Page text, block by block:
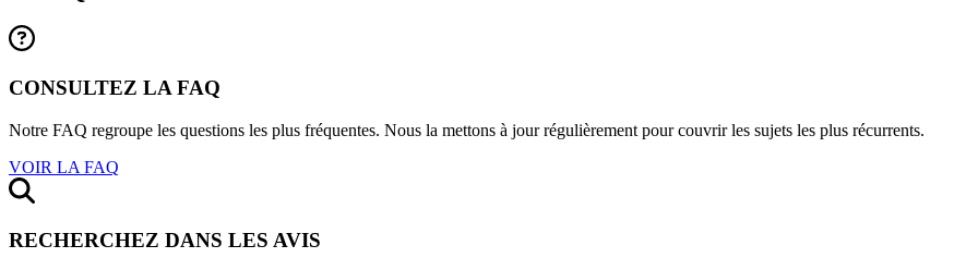
CONSULTEZ LA FAQ
Notre FAQ regroupe les questions les plus fréquentes. Nous la mettons à jour régulièrement pour couvrir les sujets les plus récurrents.
VOIR LA FAQ
RECHERCHEZ DANS LES AVIS